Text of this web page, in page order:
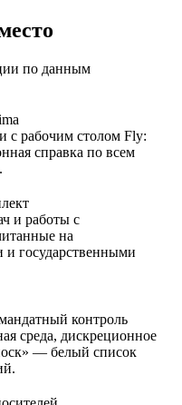
по данным
с рабочим столом Fly:
справка по всем
и работы с
на
и государственными
контроль
среда, дискреционное
— белый список